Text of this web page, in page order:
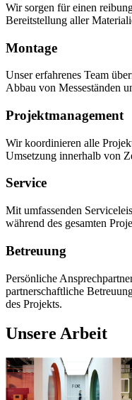
Wir sorgen für einen
Bereitstellung aller
Montage
Unser erfahrenes Team
Abbau von Messeständen
Projektmanagement
Wir koordinieren alle
Umsetzung innerhalb von
Service
Mit umfassenden
während des gesamten
Betreuung
Persönliche
partnerschaftliche
des Projekts.
Unsere Arbeit